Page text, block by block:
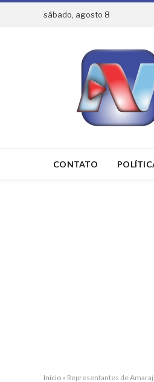
sábado, agosto 8
CONTATO
Início » Representantes de